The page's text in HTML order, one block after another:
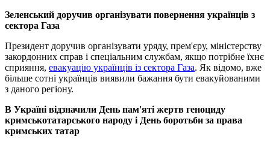
Зеленський доручив організувати повернення українців з
сектора Газа
Президент доручив організувати уряду, прем'єру, міністерству
закордонних справ і спеціальним службам, якщо потрібне їхнє
сприяння, евакуацію українців із сектора Газа. Як відомо, вже
більше сотні українців виявили бажання бути евакуйованими
з даного регіону.
В Україні відзначили День пам'яті жертв геноциду
кримськотатарського народу і День боротьби за права
кримських татар